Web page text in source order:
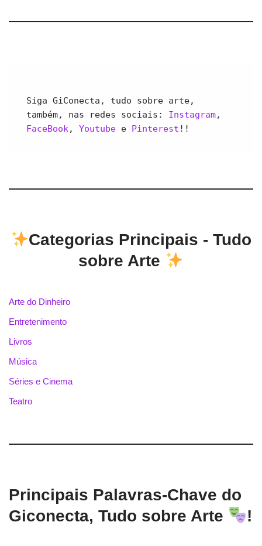
Siga GiConecta, tudo sobre arte,
também, nas redes sociais: Instagram
FaceBook, Youtube e Pinterest !!
Categorias Principais - Tudo
sobre Arte
Arte do Dinheiro
Entretenimento
Livros
Música
Séries e Cinema
Teatro
Principais Palavras-Chave do
Giconecta, Tudo sobre Arte
!